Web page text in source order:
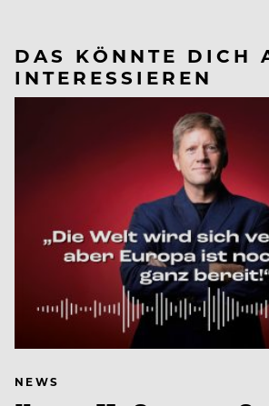
DAS KÖNNTE DICH
INTERESSIEREN
NEWS